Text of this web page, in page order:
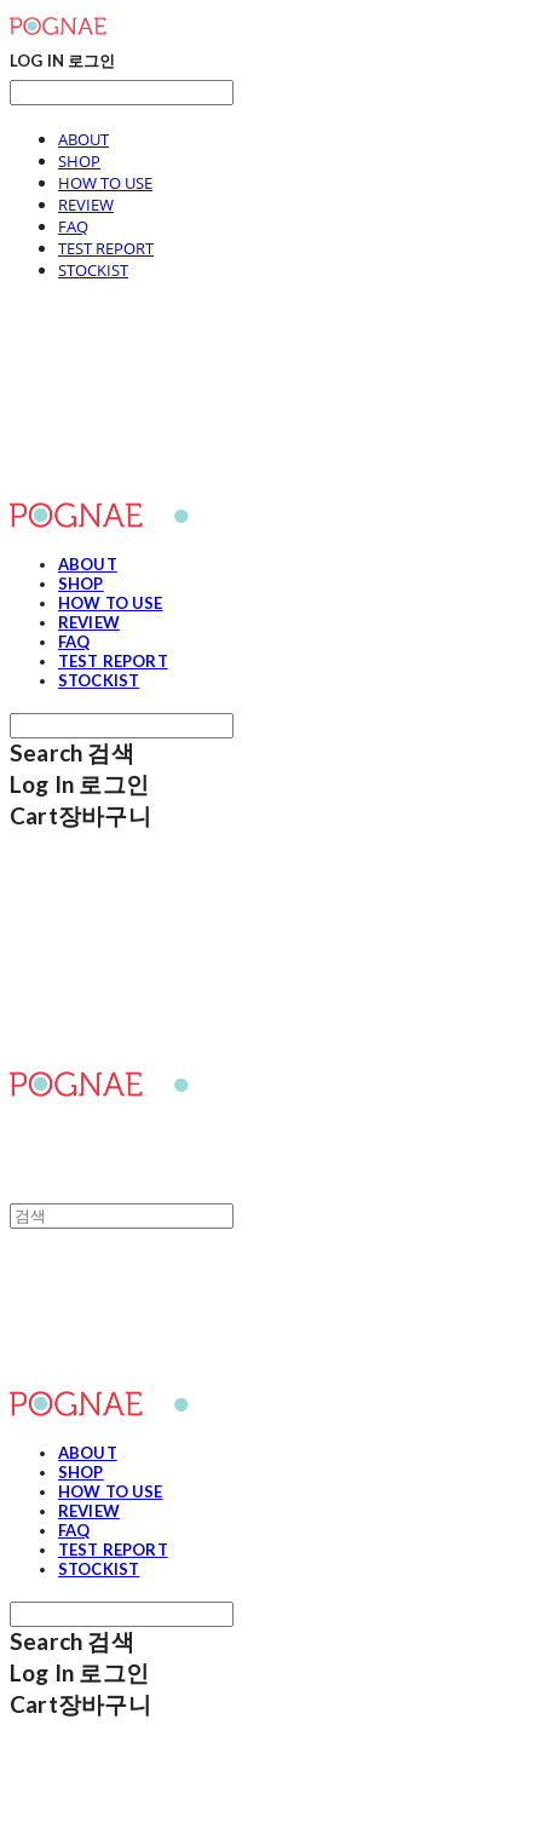
LOG IN 로그인
ABOUT
SHOP
HOW TO USE
REVIEW
FAQ
TEST REPORT
STOCKIST
ABOUT
SHOP
HOW TO USE
REVIEW
FAQ
TEST REPORT
STOCKIST
Search 검색
Log In 로그인
Cart장바구니
ABOUT
SHOP
HOW TO USE
REVIEW
FAQ
TEST REPORT
STOCKIST
Search 검색
Log In 로그인
Cart장바구니